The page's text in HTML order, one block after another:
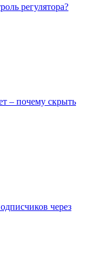
регулятора?
– почему скрыть
через